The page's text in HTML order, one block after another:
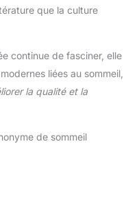
que la culture
continue de fasciner, elle
liées au sommeil,
la qualité et la
de sommeil